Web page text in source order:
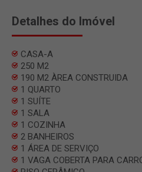
Detalhes do Imóvel
CASA-A
250 M2
190 M2 ÀREA CONSTRUIDA
1 QUARTO
1 SUÍTE
1 SALA
1 COZINHA
2 BANHEIROS
1 ÁREA DE SERVIÇO
1 VAGA COBERTA PARA